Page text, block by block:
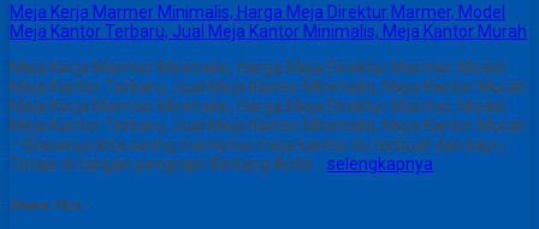
Meja Kerja Marmer Minimalis, Harga Meja Direktur Marmer, Model
Meja Kantor Terbaru, Jual Meja Kantor Minimalis, Meja Kantor Murah
Meja Kerja Marmer Minimalis, Harga Meja Direktur Marmer, Model
Meja Kantor Terbaru, Jual Meja Kantor Minimalis, Meja Kantor Murah
Meja Kerja Marmer Minimalis, Harga Meja Direktur Marmer, Model
Meja Kantor Terbaru, Jual Meja Kantor Minimalis, Meja Kantor Murah
– Biasanya kita sering menemui meja kantor itu terbuat dari kayu.
Tetapi di tangan pengrajin Bintang Antik… selengkapnya
Share This :